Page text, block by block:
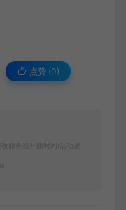
点赞 (0)
服务器开服时间(活动逻